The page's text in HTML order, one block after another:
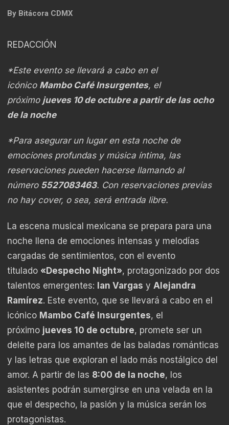
By Bitácora CDMX
REDACCIÓN
*Este evento se llevará a cabo en el
icónico Mambo Café Insurgentes, el
próximo jueves 10 de octubre a partir de las ocho
de la noche
*Para asegurar un lugar en esta noche de
emociones profundas y música íntima, las
reservaciones pueden hacerse llamando al
número 5527083463. Con reservaciones previas
no hay cover, o sea, será entrada libre.
La escena musical mexicana se prepara para una
noche llena de emociones intensas y melodías
cargadas de sentimientos, con el evento
titulado «Despecho Night», protagonizado por dos
talentos emergentes: Ian Vargas y Alejandra
Ramírez. Este evento, que se llevará a cabo en el
icónico Mambo Café Insurgentes, el
próximo jueves 10 de octubre, promete ser un
deleite para los amantes de las baladas románticas
y las letras que exploran el lado más nostálgico del
amor. A partir de las 8:00 de la noche, los
asistentes podrán sumergirse en una velada en la
que el despecho, la pasión y la música serán los
protagonistas.